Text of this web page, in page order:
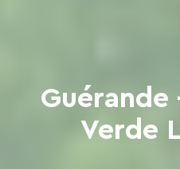
Verde